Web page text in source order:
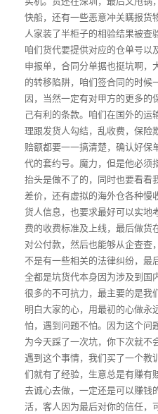
快船，还有一些恶意冲关瞒报货
人家装了半柜子的相验结果被查
咱们货代要提供对应的仓单号以
申报单，合同分单据也挺坑啊，
的转移陷阱，咱们签合同的时候
因，当然一定有对甲方的更多的
己有利的条款。咱们在国外的运
理跟发货人勾结，乱收费，保险
赔额都要一一搞清楚，确认好保
代的套约号。魔力，但是他必须
抬头是做不了的，同时也要看看
差价，还有虚拟的海外仓各种慢
货人信息，也要求最好可以实地
费的收费标准及上线，最后做货
对公付款，然后也能够从企查查
不是有一些相关的法律纠纷，最
全都是坑货代本身因为涉及到国
很多的不可抗力，最主要的是我
明白大家的心，用最初的心做永
怕，遇到问题不怕。因为这个问
为今天踩了一次坑，你下次就不
遇到这个事情，我们买了一个教
们就有了经验，生意总是有赚有
去诚心去做，一定还是可以赚钱
活，客人因为最后对你的信任，